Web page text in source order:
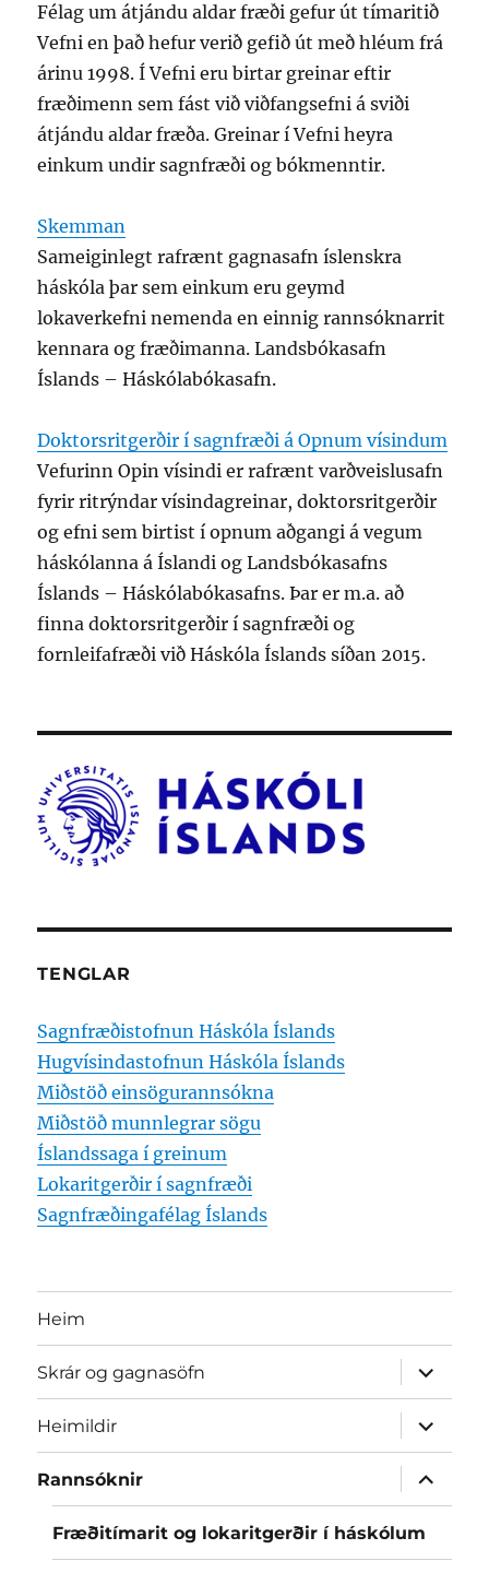
Félag um átjándu aldar fræði gefur út tímaritið
Vefni en það hefur verið gefið út með hléum frá
árinu 1998. Í Vefni eru birtar greinar eftir
fræðimenn sem fást við viðfangsefni á sviði
átjándu aldar fræða. Greinar í Vefni heyra
einkum undir sagnfræði og bókmenntir.
Skemman
Sameiginlegt rafrænt gagnasafn íslenskra
háskóla þar sem einkum eru geymd
lokaverkefni nemenda en einnig rannsóknarrit
kennara og fræðimanna. Landsbókasafn
Íslands – Háskólabókasafn.
Doktorsritgerðir í sagnfræði á Opnum vísindum
Vefurinn Opin vísindi er rafrænt varðveislusafn
fyrir ritrýndar vísindagreinar, doktorsritgerðir
og efni sem birtist í opnum aðgangi á vegum
háskólanna á Íslandi og Landsbókasafns
Íslands – Háskólabókasafns. Þar er m.a. að
finna doktorsritgerðir í sagnfræði og
fornleifafræði við Háskóla Íslands síðan 2015.
TENGLAR
Sagnfræðistofnun Háskóla Íslands
Hugvísindastofnun Háskóla Íslands
Miðstöð einsögurannsókna
Miðstöð munnlegrar sögu
Íslandssaga í greinum
Lokaritgerðir í sagnfræði
Sagnfræðingafélag Íslands
Heim
Skrár og gagnasöfn
expand
child
menu
Heimildir
expand
child
menu
Rannsóknir
expand
child
menu
Fræðitímarit og lokaritgerðir í háskólum